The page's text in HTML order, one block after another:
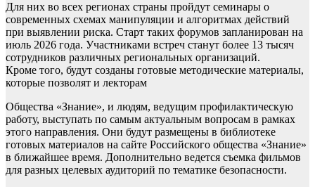
Для них во всех регионах страны пройдут семинары о
современных схемах манипуляции и алгоритмах действий
при выявлении риска. Старт таких форумов запланирован на
июль 2026 года. Участниками встреч станут более 13 тысяч
сотрудников различных региональных организаций.
Кроме того, будут созданы готовые методические материалы,
которые позволят и лекторам
Общества «Знание», и людям, ведущим профилактическую
работу, выступать по самым актуальным вопросам в рамках
этого направления. Они будут размещены в библиотеке
готовых материалов на сайте Российского общества «Знание»
в ближайшее время. Дополнительно ведется съемка фильмов
для разных целевых аудиторий по тематике безопасности.